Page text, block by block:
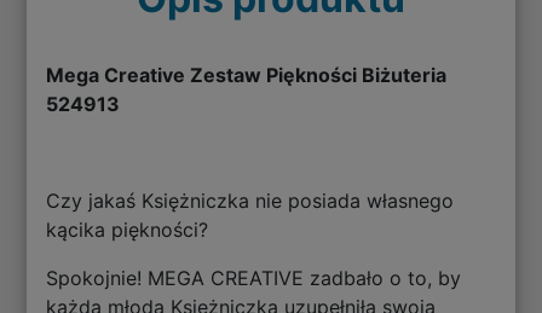
Mega Creative Zestaw Piękności Biżuteria
524913
Czy jakaś Księżniczka nie posiada własnego
kącika piękności?
Spokojnie! MEGA CREATIVE zadbało o to, by
każda młoda Księżniczka uzupełniła swoją